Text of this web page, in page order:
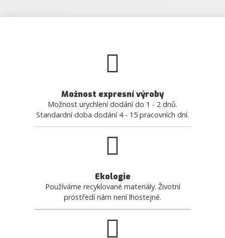
Možnost expresní výroby
Možnost urychlení dodání do 1 - 2 dnů.
Standardní doba dodání 4 - 15 pracovních dní.
Ekologie
Používáme recyklované materiály. Životní
prostředí nám není lhostejné.